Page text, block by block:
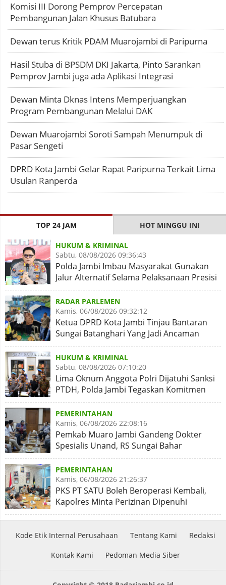
Komisi III Dorong Pemprov Percepatan
Pembangunan Jalan Khusus Batubara
Dewan terus Kritik PDAM Muarojambi di Paripurna
Hasil Stuba di BPSDM DKI Jakarta, Pinto Sarankan
Pemprov Jambi juga ada Aplikasi Integrasi
Dewan Minta Dknas Intens Memperjuangkan
Program Pembangunan Melalui DAK
Dewan Muarojambi Soroti Sampah Menumpuk di
Pasar Sengeti
DPRD Kota Jambi Gelar Rapat Paripurna Terkait Lima
Usulan Ranperda
TOP 24 JAM HOT MINGGU INI
HUKUM & KRIMINAL
Sabtu, 08/08/2026 09:36:43
Polda Jambi Imbau Masyarakat Gunakan
Jalur Alternatif Selama Pelaksanaan Presisi
Merdeka Run 2026
RADAR PARLEMEN
Kamis, 06/08/2026 09:32:12
Ketua DPRD Kota Jambi Tinjau Bantaran
Sungai Batanghari Yang Jadi Ancaman
Abrasi
HUKUM & KRIMINAL
Sabtu, 08/08/2026 07:10:20
Lima Oknum Anggota Polri Dijatuhi Sanksi
PTDH, Polda Jambi Tegaskan Komitmen
Penegakan Kode Etik
PEMERINTAHAN
Kamis, 06/08/2026 22:08:16
Pemkab Muaro Jambi Gandeng Dokter
Spesialis Unand, RS Sungai Bahar
Disiapkan Naik Kelas
PEMERINTAHAN
Kamis, 06/08/2026 21:26:37
PKS PT SATU Boleh Beroperasi Kembali,
Kapolres Minta Perizinan Dipenuhi
Kode Etik Internal Perusahaan Tentang Kami Redaksi
Kontak Kami Pedoman Media Siber